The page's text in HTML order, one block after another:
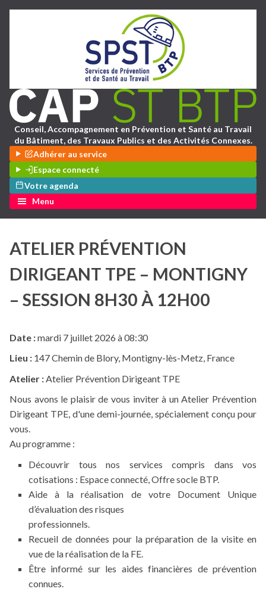
Conseil, Accompagnement en Prévention et Santé au Travail
du Bâtiment, des Travaux Publics et des Activités Connexes.
Adhérer au service
Espace connecté
Votre agenda
Menu
ATELIER PRÉVENTION
DIRIGEANT TPE – MONTIGNY
– SESSION 8H30 À 12H00
Date :mardi 7 juillet 2026 à 08:30
Lieu : 147 Chemin de Blory, Montigny-lès-Metz, France
Atelier :Atelier Prévention Dirigeant TPE
Nous avons le plaisir de vous inviter à un Atelier Prévention
Dirigeant TPE, d'une demi-journée, spécialement conçu pour
vous.
Au programme :
Découvrir tous nos services compris dans vos
cotisations : Espace connecté, Offre socle BTP.
Aide à la réalisation de votre Document Unique
d’évaluation des risques
professionnels.
Recueil de données pour la préparation de la visite en
vue de la réalisation de la FE.
Être informé sur les aides financières de prévention
connues.